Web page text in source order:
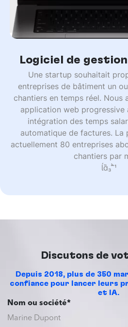
Logiciel de
Une startup souhaitait
entreprises de bâtiment un
chantiers en temps réel. Nous
application web progressive
intégration des temps
automatique de factures.
actuellement 80 entreprises
chantiers par

Discutons de
Depuis 2018, plus de 350
confiance pour lancer leurs
et IA.
Nom ou société*